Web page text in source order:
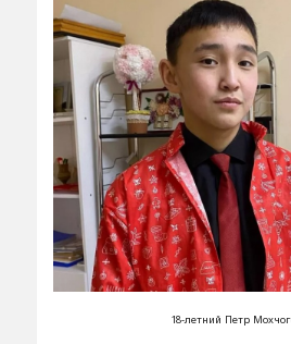
18-летний Петр